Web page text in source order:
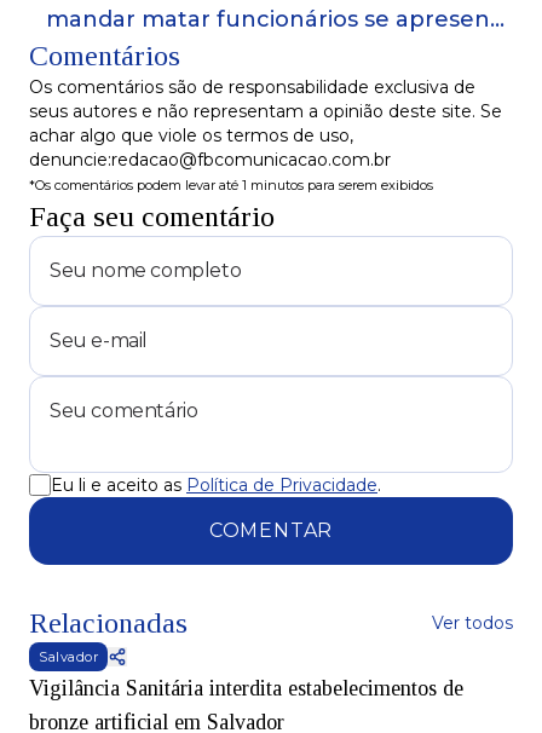
mandar matar funcionários se apresenta
Comentários
Os comentários são de responsabilidade exclusiva de
seus autores e não representam a opinião deste site. Se
achar algo que viole os termos de uso,
denuncie:redacao@fbcomunicacao.com.br
*Os comentários podem levar até 1 minutos para serem exibidos
Faça seu comentário
Eu li e aceito as Política de Privacidade.
COMENTAR
Relacionadas Ver todos
Salvador
Vigilância Sanitária interdita estabelecimentos de
bronze artificial em Salvador